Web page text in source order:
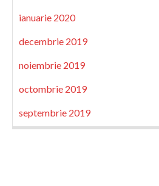
ianuarie 2020
decembrie 2019
noiembrie 2019
octombrie 2019
septembrie 2019